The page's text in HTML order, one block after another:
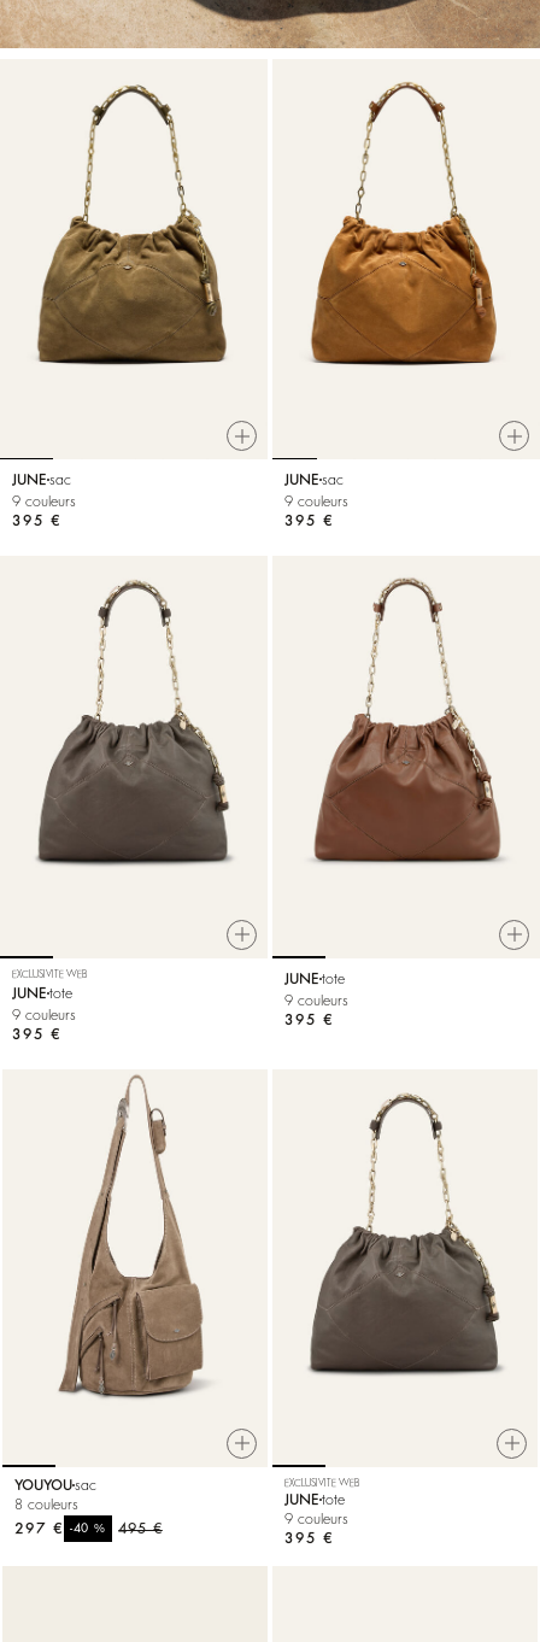
JUNE sac
9 couleurs
395 €
JUNE sac
9 couleurs
395 €
EXCLUSIVITE WEB
JUNE tote
9 couleurs
395 €
JUNE tote
9 couleurs
395 €
YOUYOUsac
8 couleurs
495 €
-40%
297 €
EXCLUSIVITE WEB
JUNE tote
9 couleurs
395 €